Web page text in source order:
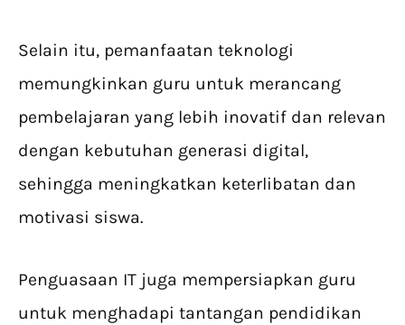
Selain itu, pemanfaatan teknologi
memungkinkan guru untuk merancang
pembelajaran yang lebih inovatif dan relevan
dengan kebutuhan generasi digital,
sehingga meningkatkan keterlibatan dan
motivasi siswa.
Penguasaan IT juga mempersiapkan guru
untuk menghadapi tantangan pendidikan